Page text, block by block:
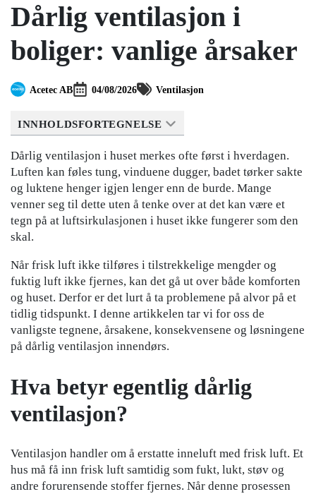
Dårlig ventilasjon i
boliger: vanlige årsaker
Acetec AB 04/08/2026 Ventilasjon
INNHOLDSFORTEGNELSE
Dårlig ventilasjon i huset merkes ofte først i hverdagen.
Luften kan føles tung, vinduene dugger, badet tørker sakte
og luktene henger igjen lenger enn de burde. Mange
venner seg til dette uten å tenke over at det kan være et
tegn på at luftsirkulasjonen i huset ikke fungerer som den
skal.
Når frisk luft ikke tilføres i tilstrekkelige mengder og
fuktig luft ikke fjernes, kan det gå ut over både komforten
og huset. Derfor er det lurt å ta problemene på alvor på et
tidlig tidspunkt. I denne artikkelen tar vi for oss de
vanligste tegnene, årsakene, konsekvensene og løsningene
på dårlig ventilasjon innendørs.
Hva betyr egentlig dårlig
ventilasjon?
Ventilasjon handler om å erstatte inneluft med frisk luft. Et
hus må få inn frisk luft samtidig som fukt, lukt, støv og
andre forurensende stoffer fjernes. Når denne prosessen